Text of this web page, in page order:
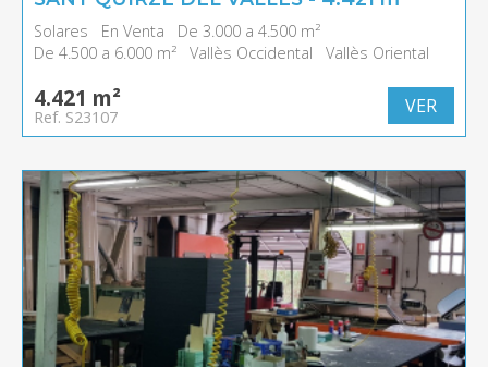
Solares En Venta
De 3.000 a 4.500 m²
De 4.500 a 6.000 m²
Vallès Occidental Vallès Oriental
4.421 m²
Ref. S23107 VER